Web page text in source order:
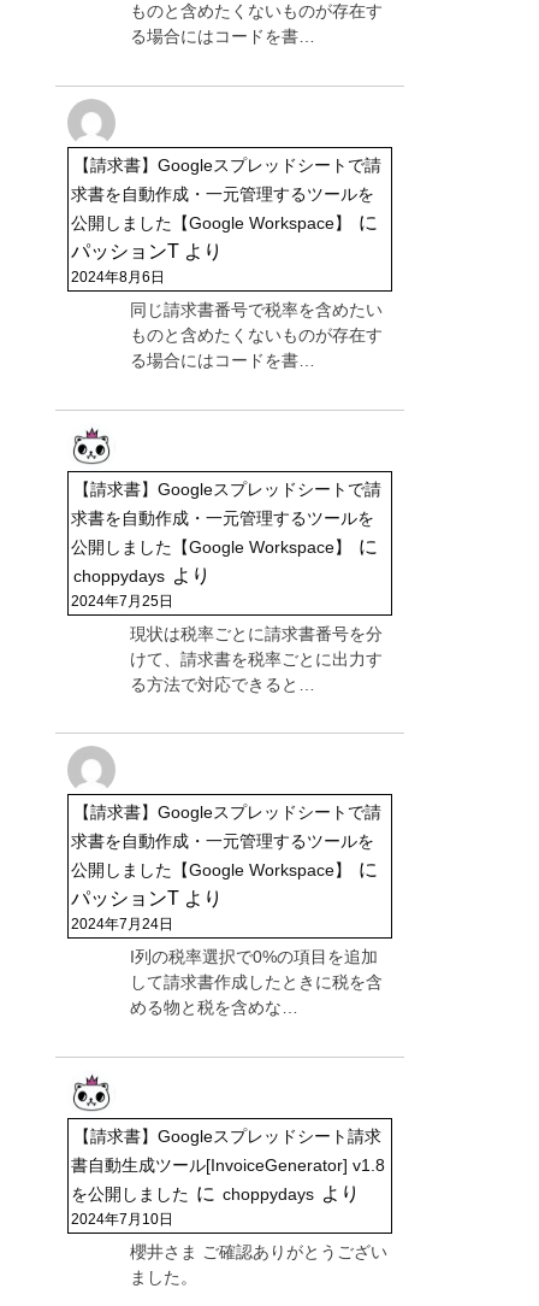
ものと含めたくないものが存在す
る場合にはコードを書…
【請求書】Googleスプレッドシートで請
求書を自動作成・一元管理するツールを
公開しました【Google Workspace】
に
パッションT より
2024年8月6日
同じ請求書番号で税率を含めたい
ものと含めたくないものが存在す
る場合にはコードを書…
【請求書】Googleスプレッドシートで請
求書を自動作成・一元管理するツールを
公開しました【Google Workspace】
に
choppydays より
2024年7月25日
現状は税率ごとに請求書番号を分
けて、請求書を税率ごとに出力す
る方法で対応できると…
【請求書】Googleスプレッドシートで請
求書を自動作成・一元管理するツールを
公開しました【Google Workspace】
に
パッションT より
2024年7月24日
I列の税率選択で0%の項目を追加
して請求書作成したときに税を含
める物と税を含めな…
【請求書】Googleスプレッドシート請求
書自動生成ツール[InvoiceGenerator] v1.8
を公開しました に choppydays より
2024年7月10日
櫻井さま ご確認ありがとうござい
ました。